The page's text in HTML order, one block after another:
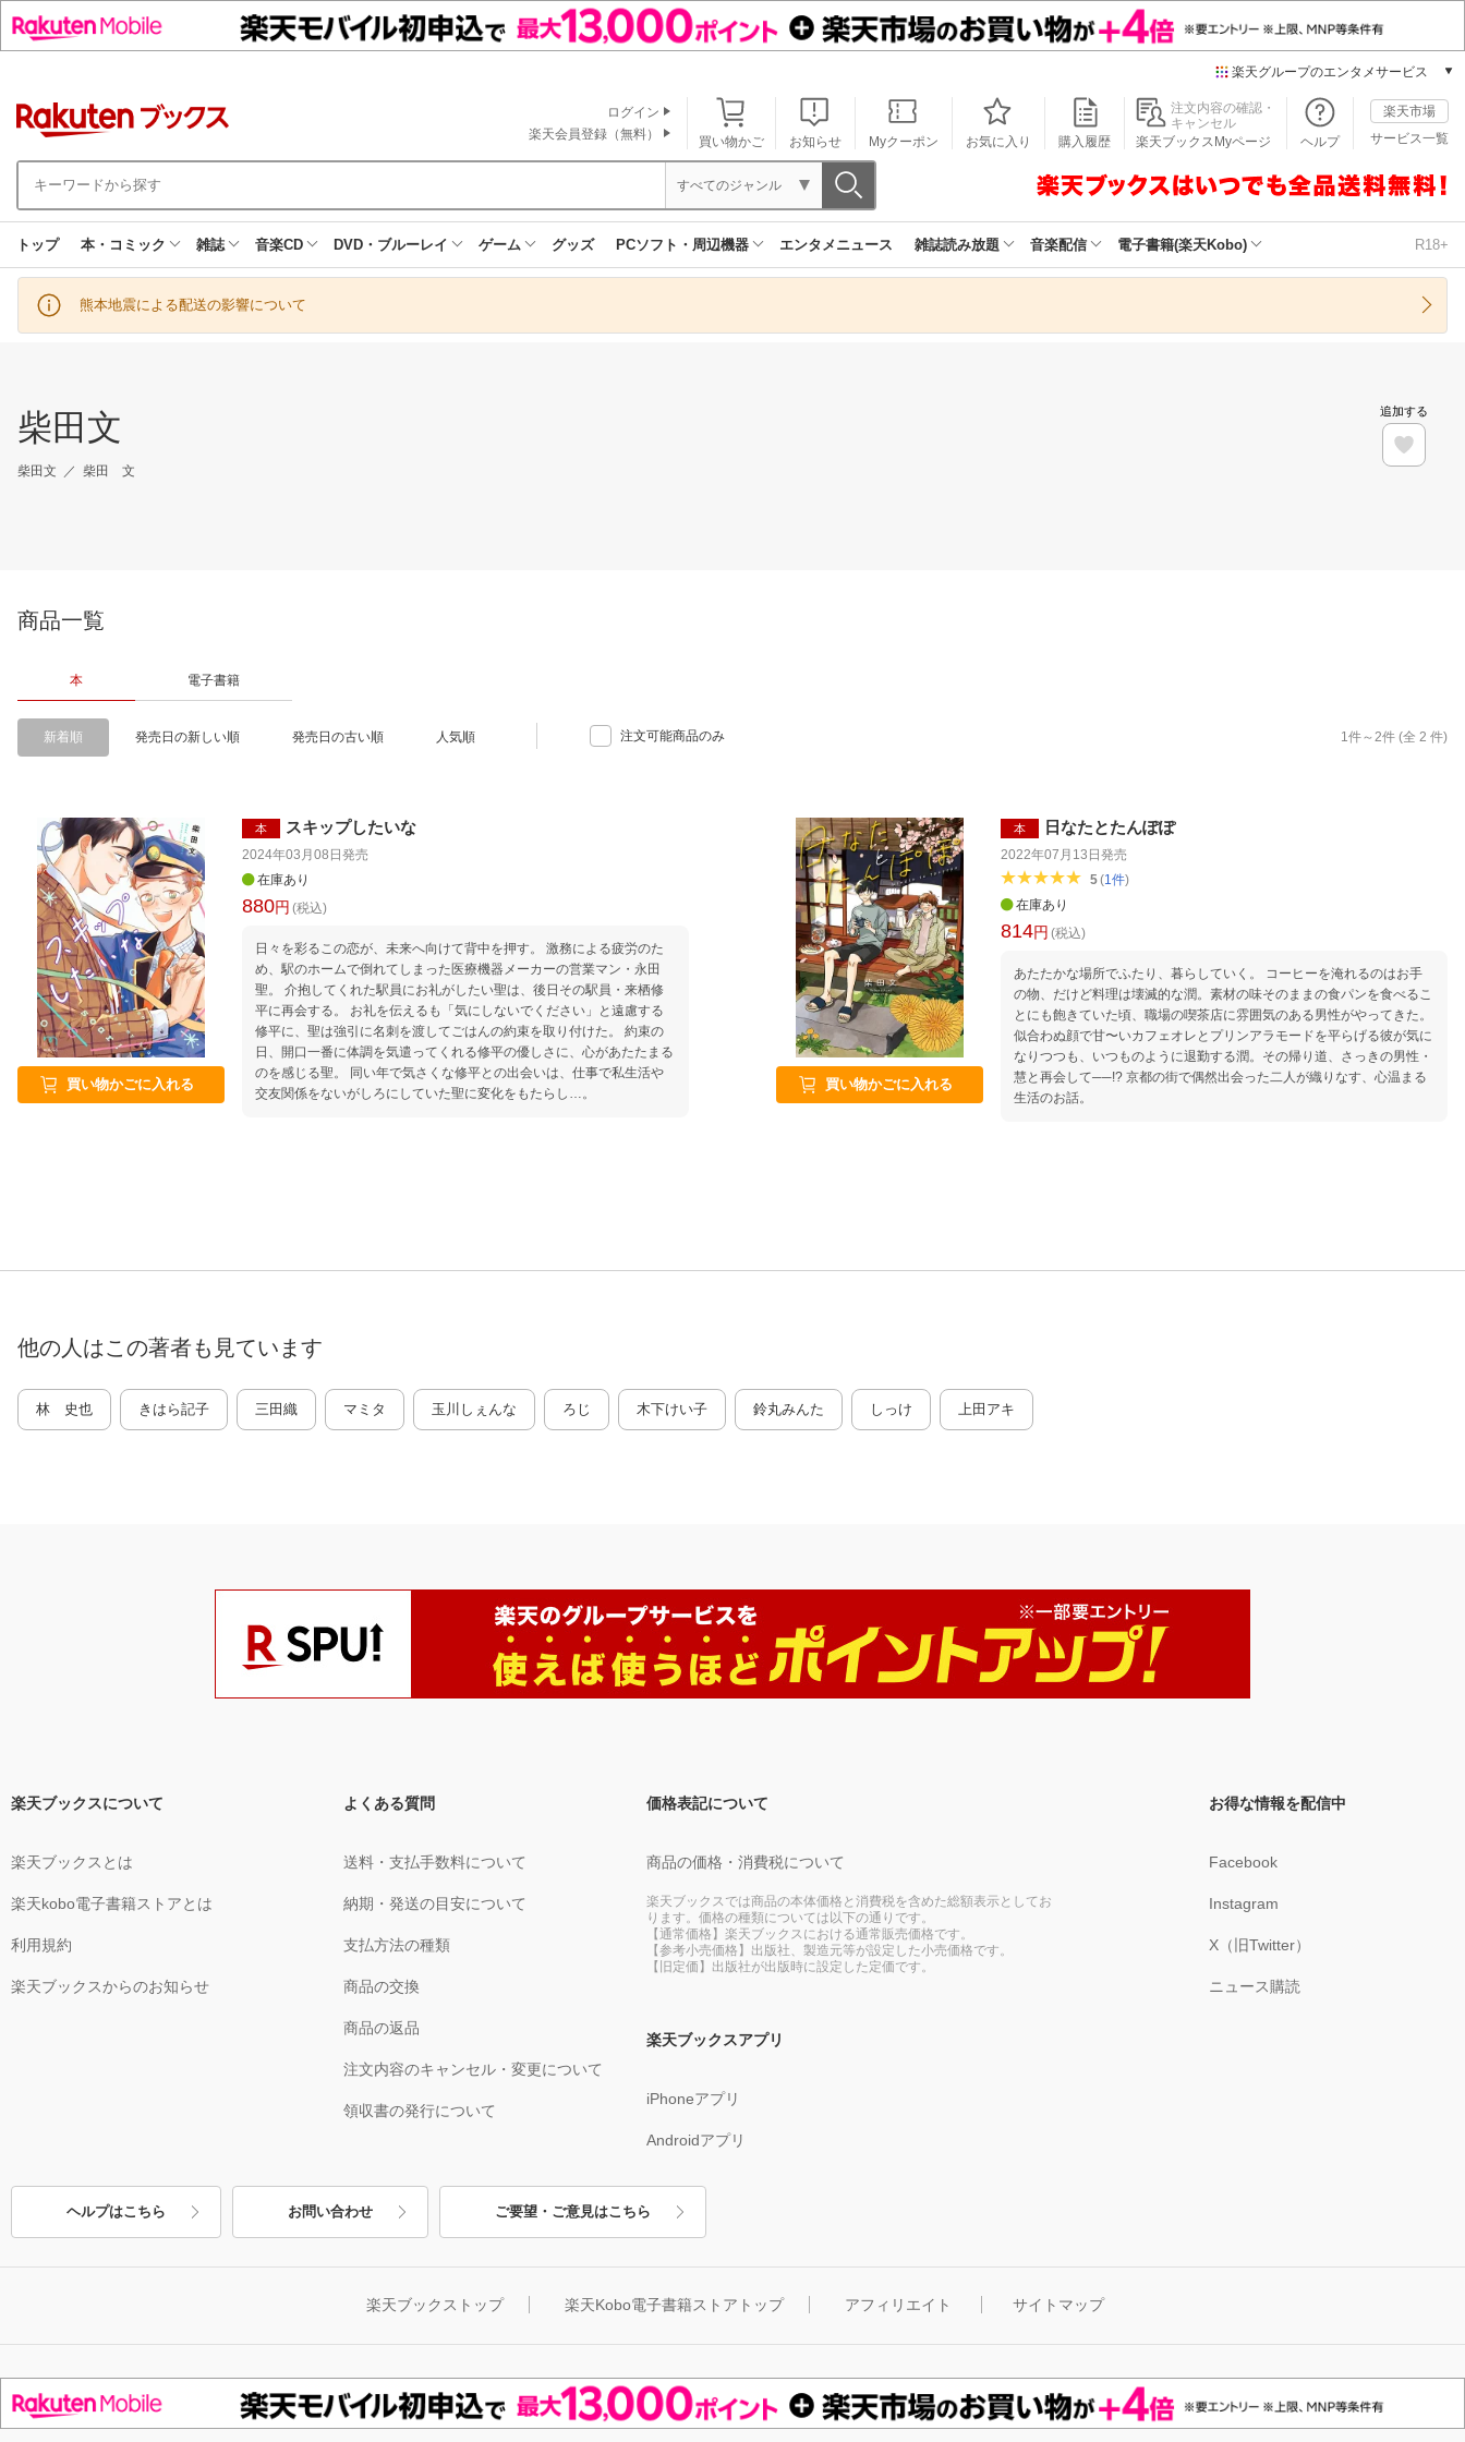
楽天グループのエンタメサービス
本/ゲーム/CD/DVD
楽天ブックス
楽天Kobo
楽天ミュージック
楽天TV
買い物かご お知らせ Myクーポン お気に入り 購入履歴
注文内容の確認・
キャンセル
楽天ブックスMyページ
ヘルプ
楽天市場
サービス一覧
ログイン
楽天会員登録（無料）
すべてのジャンル
トップ 本・コミック 雑誌 音楽CD DVD・ブルーレイ ゲーム グッズ PCソフト・周辺機器 エンタメニュース 雑誌読み放題 音楽配信 電子書籍(楽天Kobo) R18+
熊本地震による配送の影響について
柴田文
柴田文 柴田 文
追加する
商品一覧
本 電子書籍
新着順 発売日の新しい順 発売日の古い順 人気順 注文可能商品のみ 1 件～ 2件 (全 2 件)
買い物かごに入れる
本 スキップしたいな
2024年03月08日発売
在庫あり
880円 (税込)
日々を彩るこの恋が、未来へ向けて背中を押す。 激務による疲労のた
め、駅のホームで倒れてしまった医療機器メーカーの営業マン・永田
聖。 介抱してくれた駅員にお礼がしたい聖は、後日その駅員・来栖修
平に再会する。 お礼を伝えるも「気にしないでください」と遠慮する
修平に、聖は強引に名刺を渡してごはんの約束を取り付けた。 約束の
日、開口一番に体調を気遣ってくれる修平の優しさに、心があたたまる
のを感じる聖。 同い年で気さくな修平との出会いは、仕事で私生活や
交友関係をないがしろにしていた聖に変化をもたらし…。
買い物かごに入れる
本 日なたとたんぽぽ
2022年07月13日発売
5(1 件)
在庫あり
814円 (税込)
あたたかな場所でふたり、暮らしていく。 コーヒーを淹れるのはお手
の物、だけど料理は壊滅的な潤。素材の味そのままの食パンを食べるこ
とにも飽きていた頃、職場の喫茶店に雰囲気のある男性がやってきた。
似合わぬ顔で甘〜いカフェオレとプリンアラモードを平らげる彼が気に
なりつつも、いつものように退勤する潤。その帰り道、さっきの男性・
慧と再会して──!? 京都の街で偶然出会った二人が織りなす、心温まる
生活のお話。
他の人はこの著者も見ています
林 史也 きはら記子 三田織 マミタ 玉川しぇんな ろじ 木下けい子 鈴丸みんた しっけ 上田アキ
楽天ブックスについて
楽天ブックスとは
楽天kobo電子書籍ストアとは
利用規約
楽天ブックスからのお知らせ
よくある質問
送料・支払手数料について
納期・発送の目安について
支払方法の種類
商品の交換
商品の返品
注文内容のキャンセル・変更について
領収書の発行について
価格表記について
商品の価格・消費税について
楽天ブックスでは商品の本体価格と消費税を含めた総額表示としてお
ります。価格の種類については以下の通りです。
【通常価格】楽天ブックスにおける通常販売価格です。
【参考小売価格】出版社、製造元等が設定した小売価格です。
【旧定価】出版社が出版時に設定した定価です。
楽天ブックスアプリ
iPhoneアプリ
Androidアプリ
お得な情報を配信中
Facebook
Instagram
X（旧Twitter）
ニュース購読
ヘルプはこちら お問い合わせ ご要望・ご意見はこちら
楽天ブックストップ 楽天Kobo電子書籍ストアトップ アフィリエイト サイトマップ